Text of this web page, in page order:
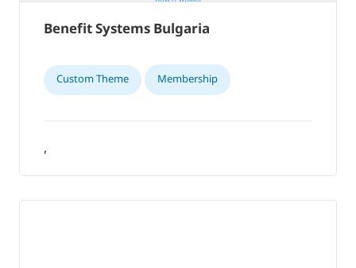
Benefit Systems Bulgaria
Custom Theme Membership
,